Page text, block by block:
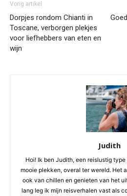
Vorig artikel
Dorpjes rondom Chianti in
Toscane, verborgen plekjes
voor liefhebbers van eten en
wijn
Judith
Hoi! Ik ben Judith, een reislustig
mooie plekken, overal ter wereld. Het
ook van chillen en genieten van het
lang leg ik mijn reisverhalen vast als